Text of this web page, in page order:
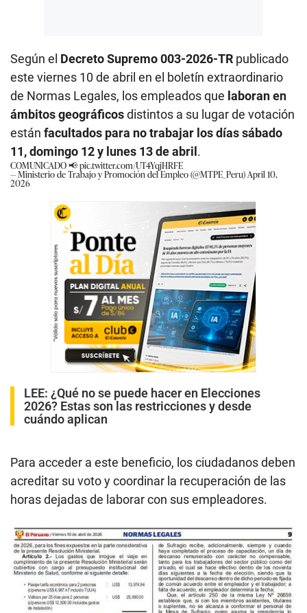
Según el Decreto Supremo 003-2026-TR publicado
este viernes 10 de abril en el boletín extraordinario
de Normas Legales, los empleados que laboran en
ámbitos geográficosdistintos a su lugar de votación
están facultados para no trabajar los días sábado
11, domingo 12 y lunes 13 de abril.
COMUNICADO 📢pic.twitter.com/UT4YqjHRFE
— Ministerio de Trabajo y Promoción del Empleo (@MTPE_Peru)April 10,
2026
LEE: ¿Qué no se puede hacer en Elecciones
2026? Estas son las restricciones y desde
cuándo aplican
Para acceder a este beneficio, los ciudadanos deben
acreditar su voto y coordinar la recuperación de las
horas dejadas de laborar con sus empleadores.